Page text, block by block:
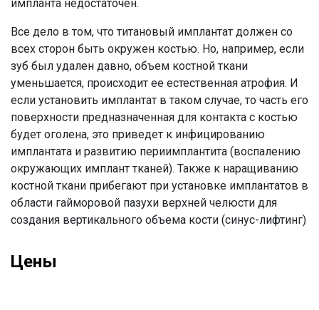
импланта недостаточен.
Все дело в том, что титановый имплантат должен со
всех сторон быть окружен костью. Но, например, если
зуб был удален давно, объем костной ткани
уменьшается, происходит ее естественная атрофия. И
если установить имплантат в таком случае, то часть его
поверхности предназначенная для контакта с костью
будет оголена, это приведет к инфицированию
имплантата и развитию периимплантита (воспалению
окружающих имплант тканей). Также к наращиванию
костной ткани прибегают при установке имплантатов в
области гайморовой пазухи верхней челюсти для
создания вертикального объема кости (синус-лифтинг)
Цены